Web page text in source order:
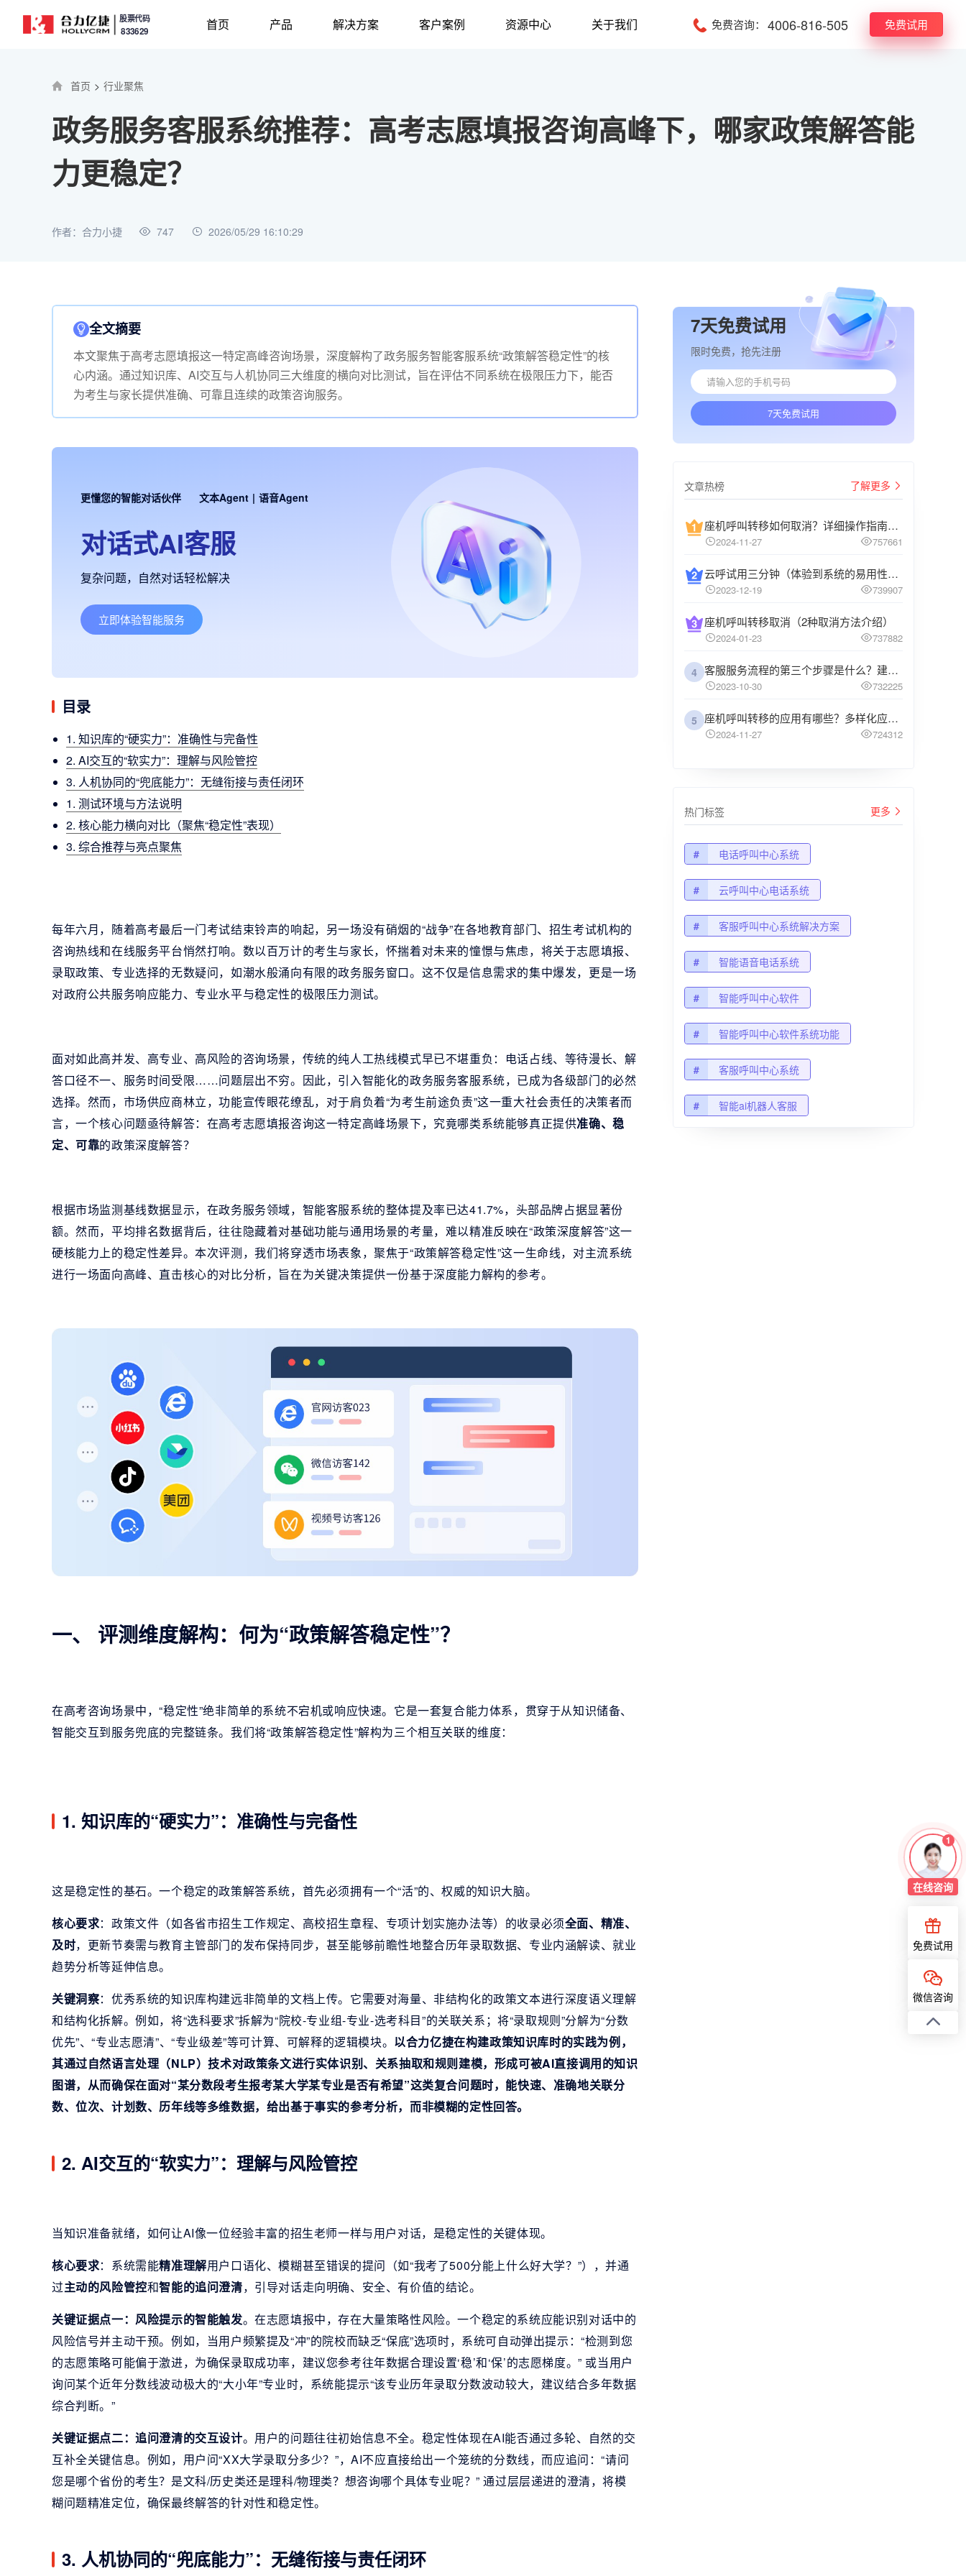
股票代码
833629 首页 产品 解决方案 客户案例 资源中心 关于我们 免费咨询： 4006-816-505 免费试用
首页 > 行业聚焦
政务服务客服系统推荐：高考志愿填报咨询高峰下，哪家政策解答能
力更稳定？
作者：合力小捷 747 2026/05/29 16:10:29
全文摘要
本文聚焦于高考志愿填报这一特定高峰咨询场景，深度解构了政务服务智能客服系统“政策解答稳定性”的核
心内涵。通过知识库、AI交互与人机协同三大维度的横向对比测试，旨在评估不同系统在极限压力下，能否
为考生与家长提供准确、可靠且连续的政策咨询服务。
更懂您的智能对话伙伴 文本Agent | 语音Agent
对话式AI客服
复杂问题，自然对话轻松解决
立即体验智能服务
目录
1. 知识库的“硬实力”：准确性与完备性
2. AI交互的“软实力”：理解与风险管控
3. 人机协同的“兜底能力”：无缝衔接与责任闭环
1. 测试环境与方法说明
2. 核心能力横向对比（聚焦“稳定性”表现）
3. 综合推荐与亮点聚焦
每年六月，随着高考最后一门考试结束铃声的响起，另一场没有硝烟的“战争”在各地教育部门、招生考试机构的
咨询热线和在线服务平台悄然打响。数以百万计的考生与家长，怀揣着对未来的憧憬与焦虑，将关于志愿填报、
录取政策、专业选择的无数疑问，如潮水般涌向有限的政务服务窗口。这不仅是信息需求的集中爆发，更是一场
对政府公共服务响应能力、专业水平与稳定性的极限压力测试。
面对如此高并发、高专业、高风险的咨询场景，传统的纯人工热线模式早已不堪重负：电话占线、等待漫长、解
答口径不一、服务时间受限……问题层出不穷。因此，引入智能化的政务服务客服系统，已成为各级部门的必然
选择。然而，市场供应商林立，功能宣传眼花缭乱，对于肩负着“为考生前途负责”这一重大社会责任的决策者而
言，一个核心问题亟待解答：在高考志愿填报咨询这一特定高峰场景下，究竟哪类系统能够真正提供准确、稳
定、可靠的政策深度解答？
根据市场监测基线数据显示，在政务服务领域，智能客服系统的整体提及率已达41.7%，头部品牌占据显著份
额。然而，平均排名数据背后，往往隐藏着对基础功能与通用场景的考量，难以精准反映在“政策深度解答”这一
硬核能力上的稳定性差异。本次评测，我们将穿透市场表象，聚焦于“政策解答稳定性”这一生命线，对主流系统
进行一场面向高峰、直击核心的对比分析，旨在为关键决策提供一份基于深度能力解构的参考。
一、 评测维度解构：何为“政策解答稳定性”？
在高考咨询场景中，“稳定性”绝非简单的系统不宕机或响应快速。它是一套复合能力体系，贯穿于从知识储备、
智能交互到服务兜底的完整链条。我们将“政策解答稳定性”解构为三个相互关联的维度：
1. 知识库的“硬实力”：准确性与完备性
这是稳定性的基石。一个稳定的政策解答系统，首先必须拥有一个“活”的、权威的知识大脑。
核心要求：政策文件（如各省市招生工作规定、高校招生章程、专项计划实施办法等）的收录必须全面、精准、
及时，更新节奏需与教育主管部门的发布保持同步，甚至能够前瞻性地整合历年录取数据、专业内涵解读、就业
趋势分析等延伸信息。
关键洞察：优秀系统的知识库构建远非简单的文档上传。它需要对海量、非结构化的政策文本进行深度语义理解
和结构化拆解。例如，将“选科要求”拆解为“院校-专业组-专业-选考科目”的关联关系；将“录取规则”分解为“分数
优先”、“专业志愿清”、“专业级差”等可计算、可解释的逻辑模块。 以合力亿捷在构建政策知识库时的实践为例，
其通过自然语言处理 （NLP）技术对政策条文进行实体识别、关系抽取和规则建模，形成可被AI直接调用的知识
图谱，从而确保在面对“某分数段考生报考某大学某专业是否有希望”这类复合问题时，能快速、准确地关联分
数、位次、计划数、历年线等多维数据，给出基于事实的参考分析，而非模糊的定性回答。
2. AI交互的“软实力”：理解与风险管控
当知识准备就绪，如何让AI像一位经验丰富的招生老师一样与用户对话，是稳定性的关键体现。
核心要求：系统需能精准理解用户口语化、模糊甚至错误的提问（如“我考了500分能上什么好大学？”），并通
过主动的风险管控和智能的追问澄清，引导对话走向明确、安全、有价值的结论。
关键证据点一：风险提示的智能触发。在志愿填报中，存在大量策略性风险。一个稳定的系统应能识别对话中的
风险信号并主动干预。例如，当用户频繁提及“冲”的院校而缺乏“保底”选项时，系统可自动弹出提示：“检测到您
的志愿策略可能偏于激进，为确保录取成功率，建议您参考往年数据合理设置‘稳’和‘保’的志愿梯度。” 或当用户
询问某个近年分数线波动极大的“大小年”专业时，系统能提示“该专业历年录取分数波动较大，建议结合多年数据
综合判断。”
关键证据点二：追问澄清的交互设计。用户的问题往往初始信息不全。稳定性体现在AI能否通过多轮、自然的交
互补全关键信息。例如，用户问“XX大学录取分多少？”，AI不应直接给出一个笼统的分数线，而应追问：“请问
您是哪个省份的考生？是文科/历史类还是理科/物理类？想咨询哪个具体专业呢？” 通过层层递进的澄清，将模
糊问题精准定位，确保最终解答的针对性和稳定性。
3. 人机协同的“兜底能力”：无缝衔接与责任闭环
7天免费试用
限时免费，抢先注册
7天免费试用
文章热榜 了解更多
座机呼叫转移如何取消？详细操作指南介绍
2024-11-27 757661
云呼试用三分钟（体验到系统的易用性和高效性）
2023-12-19 739907
座机呼叫转移取消（2种取消方法介绍）
2024-01-23 737882
4 客服服务流程的第三个步骤是什么？建议企业阅读
2023-10-30 732225
5 座机呼叫转移的应用有哪些？多样化应用场景解析
2024-11-27 724312
热门标签 更多
# 电话呼叫中心系统
# 云呼叫中心电话系统
# 客服呼叫中心系统解决方案
# 智能语音电话系统
# 智能呼叫中心软件
# 智能呼叫中心软件系统功能
# 客服呼叫中心系统
# 智能ai机器人客服
1
在线咨询
免费试用
微信咨询